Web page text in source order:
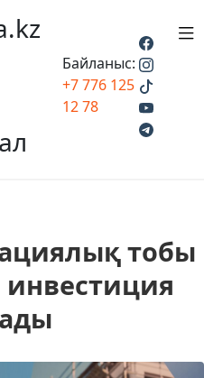
Байланыс:
+7 776 125
12 78
тобы
инвестиция